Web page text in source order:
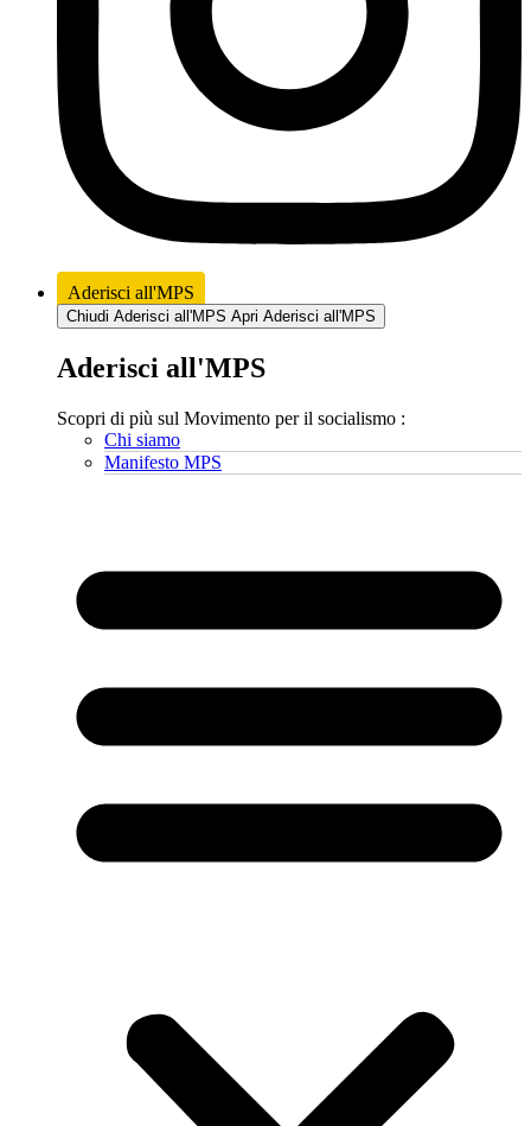
Aderisci all'MPS
Chiudi Aderisci all'MPS Apri Aderisci all'MPS
Aderisci all'MPS
Scopri di più sul Movimento per il socialismo :
Chi siamo
Manifesto MPS